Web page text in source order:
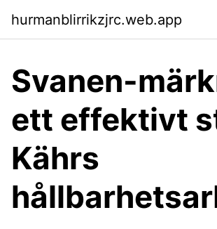
hurmanblirrikzjrc.web.app
Svanen-
ett effektivt
Kährs